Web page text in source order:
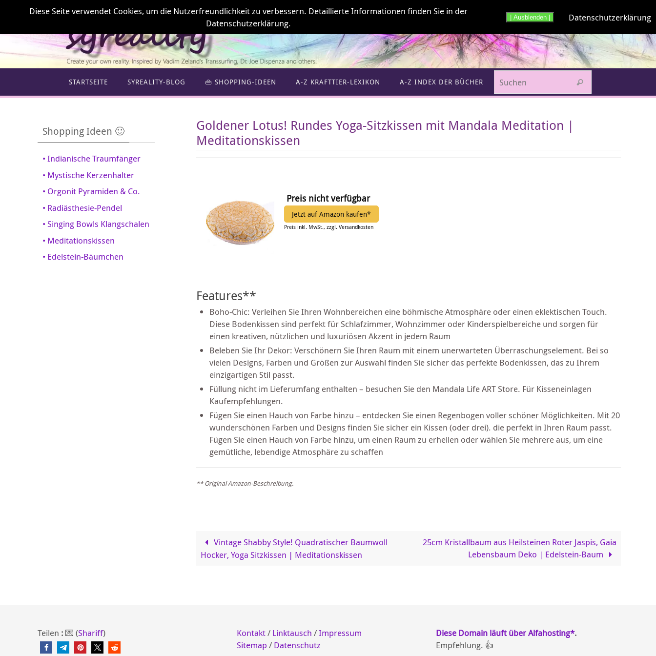
springen
STARTSEITE SYREALITY-BLOG 👜 SHOPPING-IDEEN A-Z KRAFTTIER-LEXIKON A-Z INDEX DER BÜCHER Suchen
Goldener Lotus! Rundes Yoga-Sitzkissen mit Mandala Meditation |
Meditationskissen
Preis nicht verfügbar
Jetzt auf Amazon kaufen*
Preis inkl. MwSt., zzgl. Versandkosten
Features**
Boho-Chic: Verleihen Sie Ihren Wohnbereichen eine böhmische Atmosphäre oder einen eklektischen Touch.
Diese Bodenkissen sind perfekt für Schlafzimmer, Wohnzimmer oder Kinderspielbereiche und sorgen für
einen kreativen, nützlichen und luxuriösen Akzent in jedem Raum
Beleben Sie Ihr Dekor: Verschönern Sie Ihren Raum mit einem unerwarteten Überraschungselement. Bei so
vielen Designs, Farben und Größen zur Auswahl finden Sie sicher das perfekte Bodenkissen, das zu Ihrem
einzigartigen Stil passt.
Füllung nicht im Lieferumfang enthalten – besuchen Sie den Mandala Life ART Store. Für Kisseneinlagen
Kaufempfehlungen.
Fügen Sie einen Hauch von Farbe hinzu – entdecken Sie einen Regenbogen voller schöner Möglichkeiten. Mit 20
wunderschönen Farben und Designs finden Sie sicher ein Kissen (oder drei). die perfekt in Ihren Raum passt.
Fügen Sie einen Hauch von Farbe hinzu, um einen Raum zu erhellen oder wählen Sie mehrere aus, um eine
gemütliche, lebendige Atmosphäre zu schaffen
** Original Amazon-Beschreibung.
Vintage Shabby Style! Quadratischer Baumwoll
Hocker, Yoga Sitzkissen | Meditationskissen
25cm Kristallbaum aus Heilsteinen Roter Jaspis, Gaia
Lebensbaum Deko | Edelstein-Baum
Shopping Ideen 🙂
• Indianische Traumfänger
• Mystische Kerzenhalter
• Orgonit Pyramiden & Co.
• Radiästhesie-Pendel
• Singing Bowls Klangschalen
• Meditationskissen
• Edelstein-Bäumchen
Teilen : 💌 (Shariff) Kontakt/ Linktausch /Impressum
Sitemap / Datenschutz
Diese Domain läuft über Alfahosting*.
Empfehlung. 👍
Diese Seite verwendet Cookies, um die Nutzerfreundlichkeit zu verbessern. Detaillierte Informationen finden Sie in der
Datenschutzerklärung.
| Ausblenden | Datenschutzerklärung